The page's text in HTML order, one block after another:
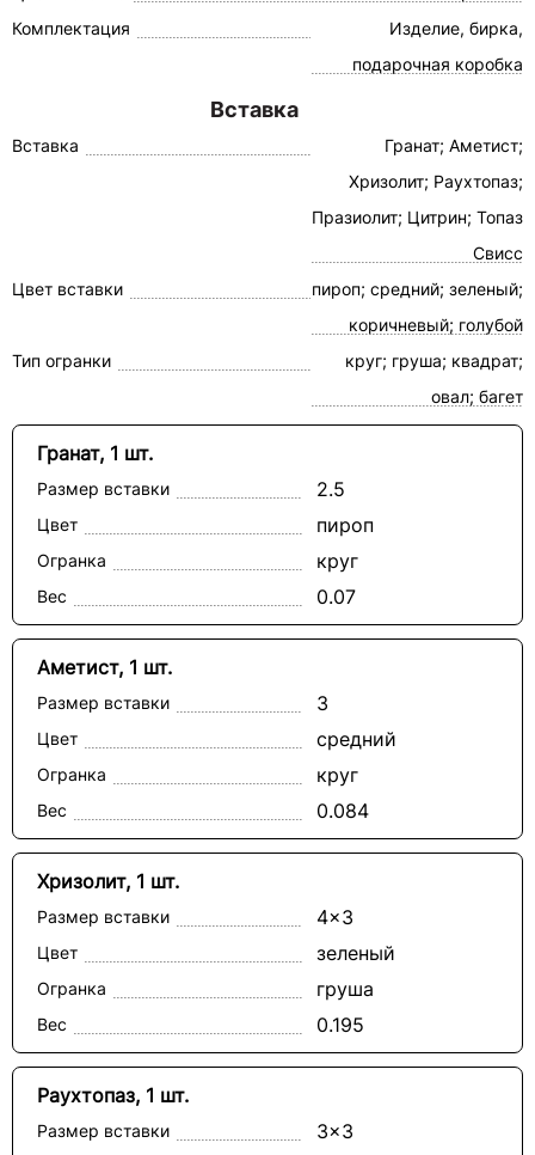
Комплектация
Изделие, бирка,
подарочная коробка
Вставка
Вставка
Гранат; Аметист;
Хризолит; Раухтопаз;
Празиолит; Цитрин; Топаз
Свисс
Цвет вставки
пироп; средний; зеленый;
коричневый; голубой
Тип огранки
круг; груша; квадрат;
овал; багет
Гранат, 1 шт.
Размер вставки 2.5
Цвет пироп
Огранка круг
Вес 0.07
Аметист, 1 шт.
Размер вставки 3
Цвет средний
Огранка круг
Вес 0.084
Хризолит, 1 шт.
Размер вставки 4x3
Цвет зеленый
Огранка груша
Вес 0.195
Раухтопаз, 1 шт.
Размер вставки 3x3